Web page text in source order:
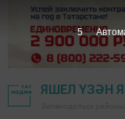
ЯШЕЛ ҮЗӘН
4